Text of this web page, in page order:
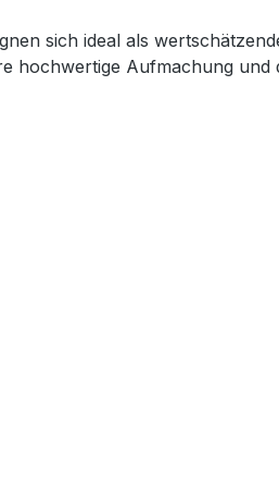
sich ideal als
hochwertige Aufmachung und